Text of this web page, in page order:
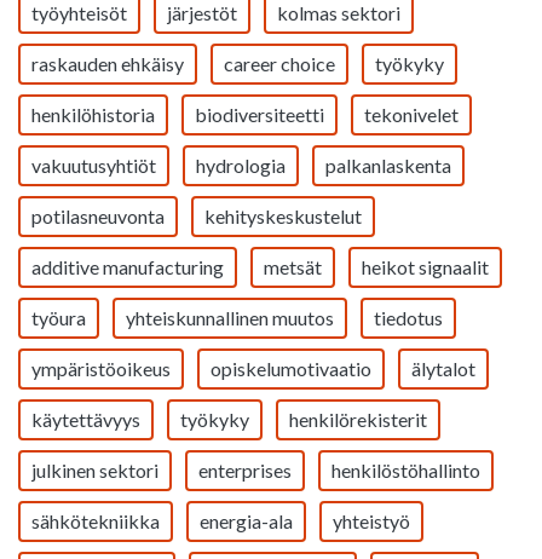
työyhteisöt järjestöt kolmas sektori
raskauden ehkäisy career choice työkyky
henkilöhistoria biodiversiteetti tekonivelet
vakuutusyhtiöt hydrologia palkanlaskenta
potilasneuvonta kehityskeskustelut
additive manufacturing metsät heikot signaalit
työura yhteiskunnallinen muutos tiedotus
ympäristöoikeus opiskelumotivaatio älytalot
käytettävyys työkyky henkilörekisterit
julkinen sektori enterprises henkilöstöhallinto
sähkötekniikka energia-ala yhteistyö